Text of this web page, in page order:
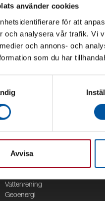
använder cookies
för att
och analysera vår trafik. Vi
och annons- och
som du har
Avvisa
Områden
Vattenrening
Geoenergi